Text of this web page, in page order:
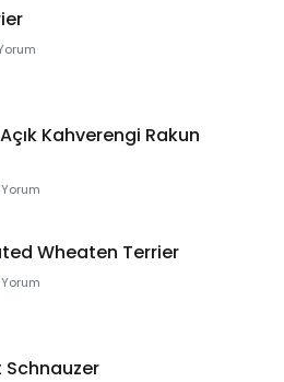
Kahverengi Rakun
Wheaten Terrier